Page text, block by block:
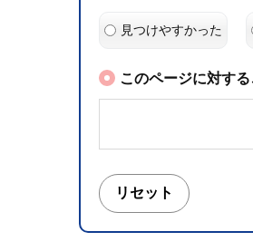
見つけやすかった
このページに対す